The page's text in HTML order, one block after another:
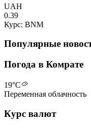
UAH
0.39
Курс: BNM
Популярные
Погода в Комрате
19°C
Переменная облачность
Курс валют